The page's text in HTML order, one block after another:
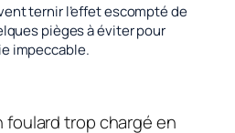
ternir l’effet escompté de
pièges à éviter pour
impeccable.
foulard trop chargé en